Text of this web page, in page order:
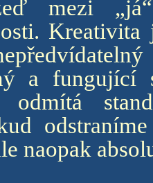
mezi
a fungující
odmítá
naopak